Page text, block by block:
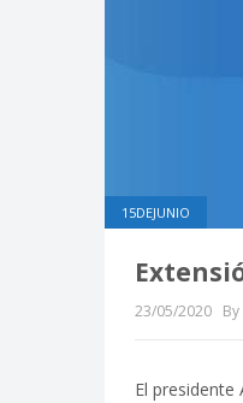
15DEJUNIO
23/05/2020
El